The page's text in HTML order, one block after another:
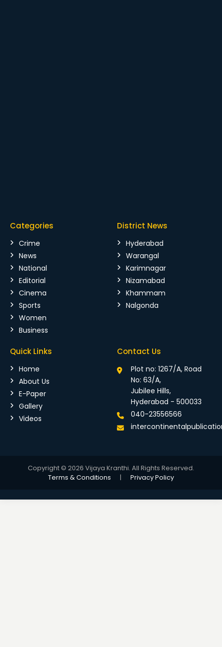
Categories
Crime
News
National
Editorial
Cinema
Sports
Women
Business
District News
Hyderabad
Warangal
Karimnagar
Nizamabad
Khammam
Nalgonda
Quick Links
Home
About Us
E-Paper
Gallery
Videos
Contact Us
Plot no: 1267/A, Road
No: 63/A,
Jubilee Hills,
Hyderabad - 500033
040-23556566
Copyright © 2026 Vijaya Kranthi. All Rights Reserved.
Terms & Conditions
| Privacy Policy